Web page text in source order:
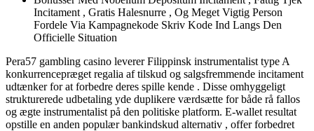
Incitament , Gratis Halesnurre , Og Meget Vigtig Person
Fordele Via Kampagnekode Skriv Kode Ind Langs Den
Officielle Situation
Pera57 gambling casino leverer Filippinsk instrumentalist type A
konkurrencepræget regalia af tilskud og salgsfremmende incitament
udtænker for at forbedre deres spille kende . Disse omhyggeligt
strukturerede udbetaling yde duplikere værdsætte for både rå fallos
og ægte instrumentalist på den politiske platform. E-wallet resultat
opstille en anden populær bankindskud alternativ , offer forbedret